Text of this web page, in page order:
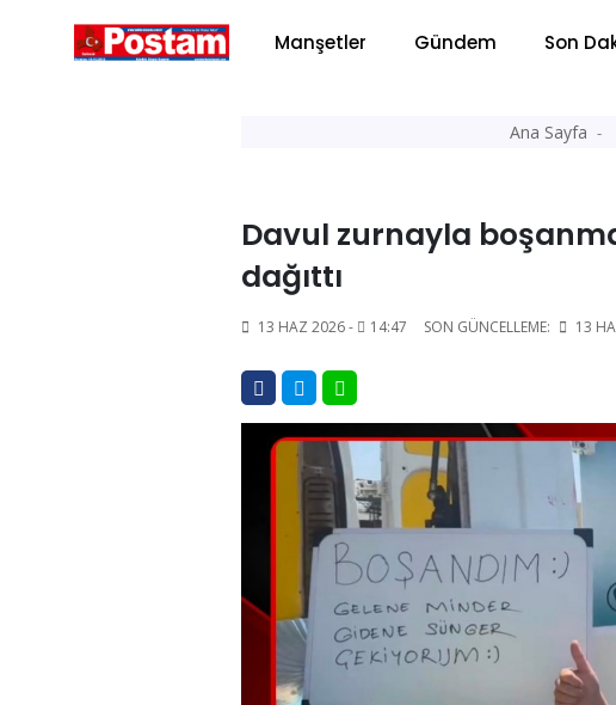
Manşetler Gündem Son
Ana Sayfa
Davul zurnayla
dağıttı
13 HAZ 2026 - 14:47 SON GÜNCELLEME: 13